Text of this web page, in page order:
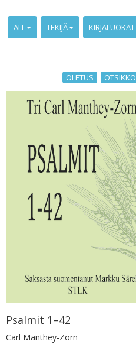
ALL TEKIJÄ KIRJALUOKAT
OLETUS OTSIKKO
Psalmit 1–42
Carl Manthey-Zorn